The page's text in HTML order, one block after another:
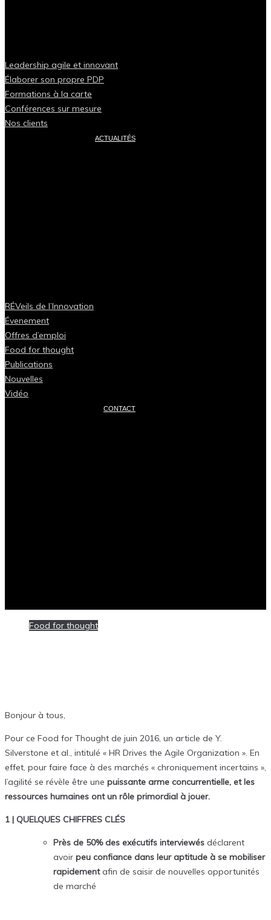
Leadership agile et innovant
Élaborer son propre PDP
Formations à la carte
Conférences sur mesure
Nos clients
ACTUALITÉS
RÉVeils de l’Innovation
Évenement
Offres d’emploi
Food for thought
Publications
Nouvelles
Vidéo
CONTACT
Food for thought
Bonjour à tous,
Pour ce Food for Thought de juin 2016, un article de Y.
Silverstone et al., intitulé « HR Drives the Agile Organization ». En
effet, pour faire face à des marchés « chroniquement incertains »,
l’agilité se révèle être une puissante arme concurrentielle, et les
ressources humaines ont un rôle primordial à jouer.
1 | QUELQUES CHIFFRES CLÉS
Près de 50% des exécutifs interviewés déclarent
avoir peu confiance dans leur aptitude à se mobiliser
rapidementafin de saisir de nouvelles opportunités
de marché